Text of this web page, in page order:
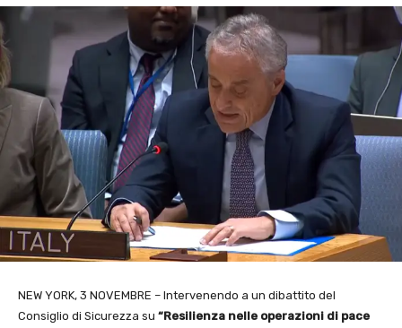
NEW YORK, 3 NOVEMBRE – Intervenendo a un dibattito del
Consiglio di Sicurezza su “Resilienza nelle operazioni di pace